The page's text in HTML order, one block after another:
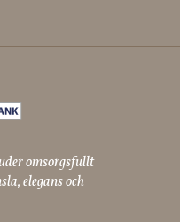
omsorgsfullt
elegans och